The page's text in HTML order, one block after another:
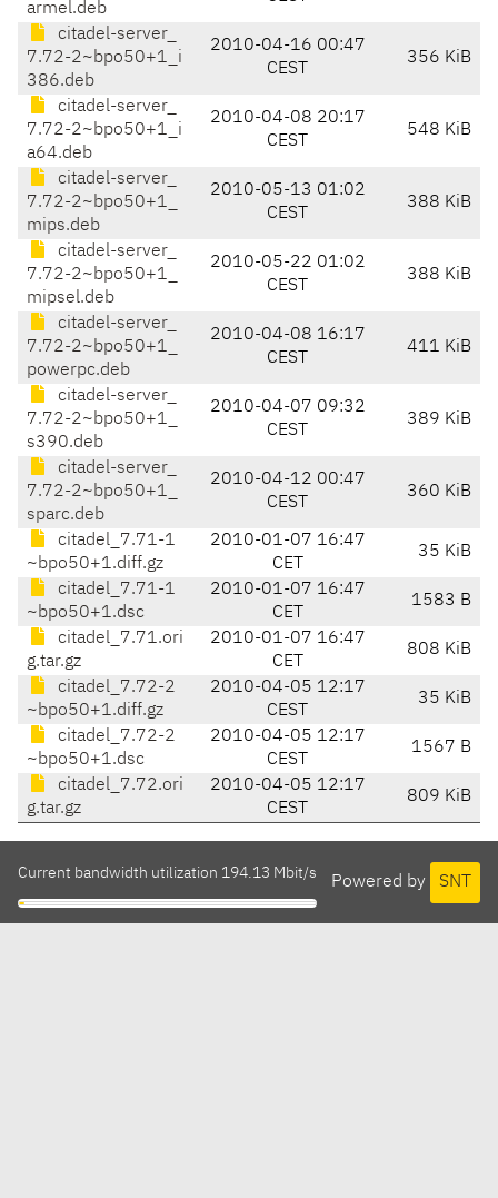
armel.deb
citadel-server_
7.72-2~bpo50+1_i
386.deb
2010-04-16 00:47
CEST
356 KiB
citadel-server_
7.72-2~bpo50+1_i
a64.deb
2010-04-08 20:17
CEST
548 KiB
citadel-server_
7.72-2~bpo50+1_
mips.deb
2010-05-13 01:02
CEST
388 KiB
citadel-server_
7.72-2~bpo50+1_
mipsel.deb
2010-05-22 01:02
CEST
388 KiB
citadel-server_
7.72-2~bpo50+1_
powerpc.deb
2010-04-08 16:17
CEST
411 KiB
citadel-server_
7.72-2~bpo50+1_
s390.deb
2010-04-07 09:32
CEST
389 KiB
citadel-server_
7.72-2~bpo50+1_
sparc.deb
2010-04-12 00:47
CEST
360 KiB
citadel_7.71-1
~bpo50+1.diff.gz
2010-01-07 16:47
CET
35 KiB
citadel_7.71-1
~bpo50+1.dsc
2010-01-07 16:47
CET
1583 B
citadel_7.71.ori
g.tar.gz
2010-01-07 16:47
CET
808 KiB
citadel_7.72-2
~bpo50+1.diff.gz
2010-04-05 12:17
CEST
35 KiB
citadel_7.72-2
~bpo50+1.dsc
2010-04-05 12:17
CEST
1567 B
citadel_7.72.ori
g.tar.gz
2010-04-05 12:17
CEST
809 KiB
Powered by SNT
Current bandwidth utilization 194.13 Mbit/s